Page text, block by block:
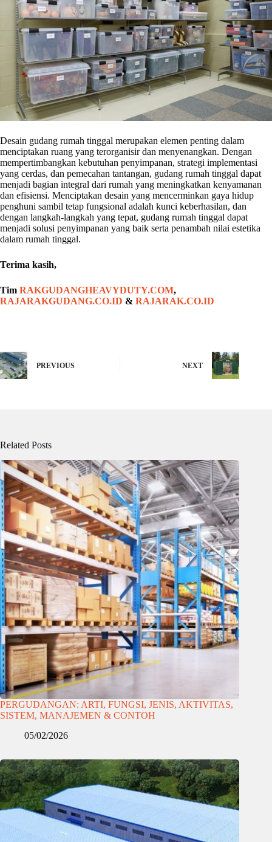
Desain gudang rumah tinggal merupakan elemen penting dalam
menciptakan ruang yang terorganisir dan menyenangkan. Dengan
mempertimbangkan kebutuhan penyimpanan, strategi implementasi
yang cerdas, dan pemecahan tantangan, gudang rumah tinggal dapat
menjadi bagian integral dari rumah yang meningkatkan kenyamanan
dan efisiensi. Menciptakan desain yang mencerminkan gaya hidup
penghuni sambil tetap fungsional adalah kunci keberhasilan, dan
dengan langkah-langkah yang tepat, gudang rumah tinggal dapat
menjadi solusi penyimpanan yang baik serta penambah nilai estetika
dalam rumah tinggal.
Terima kasih,
Tim RAKGUDANGHEAVYDUTY.COM,
RAJARAKGUDANG.CO.ID & RAJARAK.CO.ID
PREVIOUS NEXT
Related Posts
PERGUDANGAN: ARTI, FUNGSI, JENIS, AKTIVITAS,
SISTEM, MANAJEMEN & CONTOH
05/02/2026